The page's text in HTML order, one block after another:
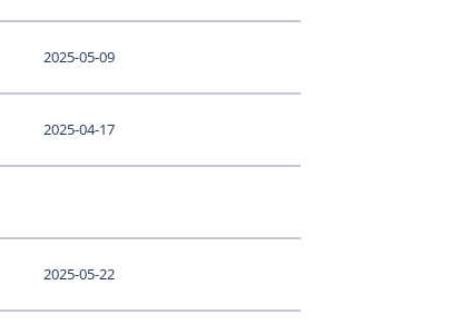
2025-05-09
2025-04-17
2025-05-22